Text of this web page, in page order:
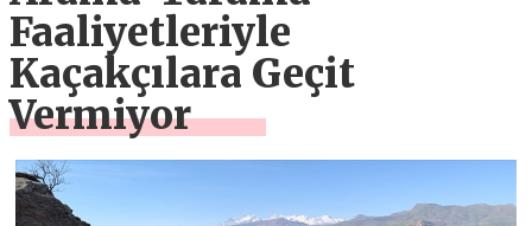
Faaliyetleriyle
Kaçakçılara Geçit
Vermiyor